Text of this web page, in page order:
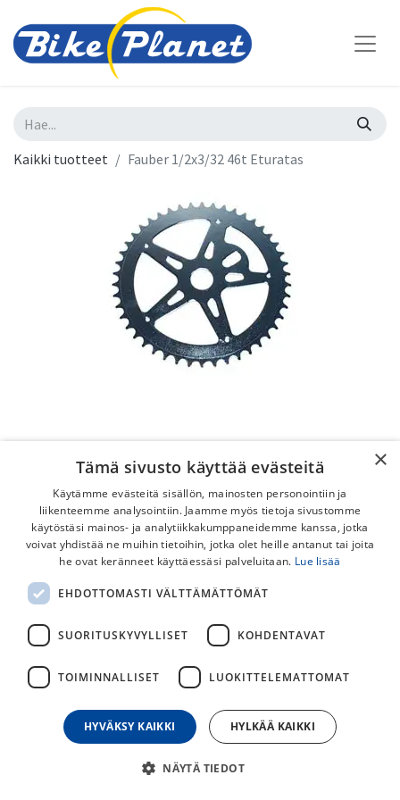
Kaikki tuotteet Fauber 1/2x3/32 46t Eturatas
Fauber 1/2x3/32 46t Eturatas
Eturatas vanhanaikaiseen Fauberin kampeen.
15,00€
×
Tämä sivusto käyttää evästeitä
Käytämme evästeitä sisällön, mainosten personointiin ja
liikenteemme analysointiin. Jaamme myös tietoja sivustomme
käytöstäsi mainos- ja analytiikkakumppaneidemme kanssa, jotka
voivat yhdistää ne muihin tietoihin, jotka olet heille antanut tai joita
he ovat keränneet käyttäessäsi palveluitaan. Lue lisää
EHDOTTOMASTI VÄLTTÄMÄTTÖMÄT
SUORITUSKYVYLLISET KOHDENTAVAT
TOIMINNALLISET LUOKITTELEMATTOMAT
HYVÄKSY KAIKKI HYLKÄÄ KAIKKI
NÄYTÄ TIEDOT